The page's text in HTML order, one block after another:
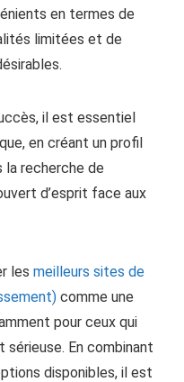
en termes de
limitées et de
il est essentiel
en créant un profil
recherche de
d’esprit face aux
les meilleurs sites de
comme une
pour ceux qui
En combinant
disponibles, il est